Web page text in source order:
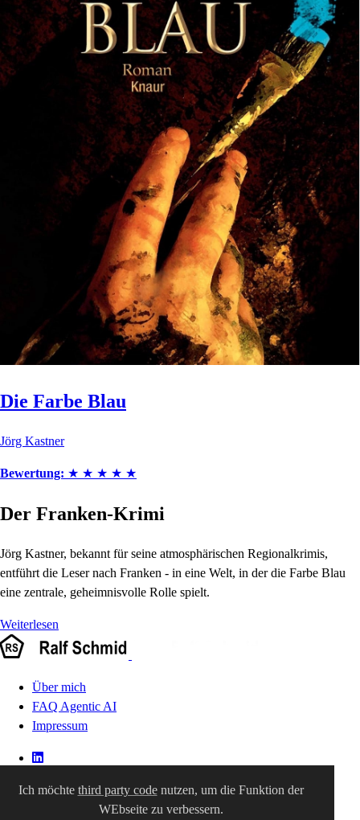
Die Farbe Blau
Jörg Kastner
Bewertung: ★ ★ ★ ★ ★
Der Franken-Krimi
Jörg Kastner, bekannt für seine atmosphärischen Regionalkrimis,
entführt die Leser nach Franken - in eine Welt, in der die Farbe Blau
eine zentrale, geheimnisvolle Rolle spielt.
Weiterlesen
Über mich
FAQ Agentic AI
Impressum
Ich möchte third party codenutzen, um die Funktion der
WEbseite zu verbessern.